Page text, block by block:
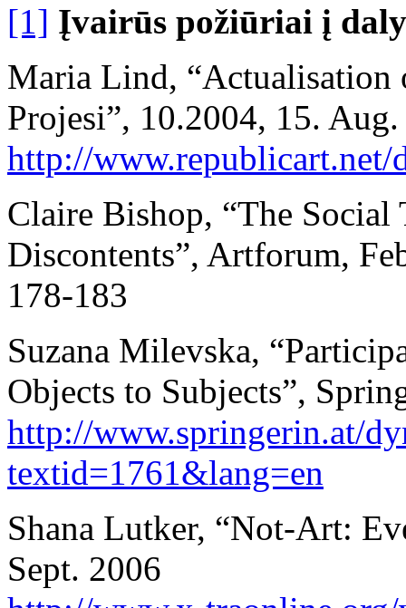
[1] Įvairūs požiūriai į
Maria Lind, “Actualisation
Projesi”, 10.2004, 15.
http://www.republicart.net/
Claire Bishop, “The
Discontents”, Artforum,
178-183
Suzana Milevska,
Objects to Subjects”,
http://www.springerin.at/
textid=1761&lang=en
Shana Lutker, “Not-Art:
Sept. 2006